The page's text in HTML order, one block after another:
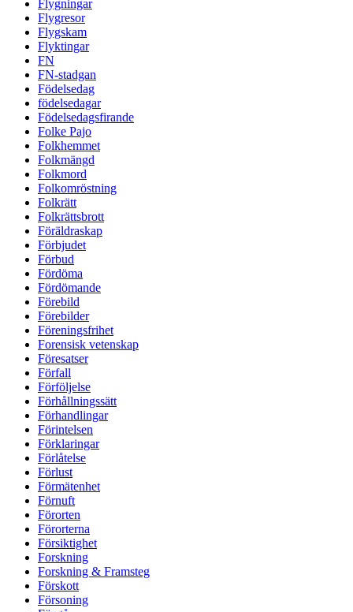
Flygningar
Flygresor
Flygskam
Flyktingar
FN
FN-stadgan
Födelsedag
födelsedagar
Födelsedagsfirande
Folke Pajo
Folkhemmet
Folkmängd
Folkmord
Folkomröstning
Folkrätt
Folkrättsbrott
Föräldraskap
Förbjudet
Förbud
Fördöma
Fördömande
Förebild
Förebilder
Föreningsfrihet
Forensisk vetenskap
Föresatser
Förfall
Förföljelse
Förhållningssätt
Förhandlingar
Förintelsen
Förklaringar
Förlåtelse
Förlust
Förmätenhet
Förnuft
Förorten
Förorterna
Försiktighet
Forskning
Forskning & Framsteg
Förskott
Försoning